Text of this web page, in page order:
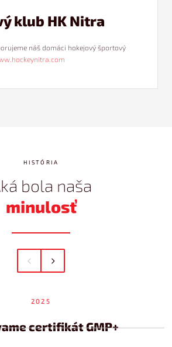
klub HK Nitra
náš domáci hokejový športový
HISTÓRIA
bola naša
minulosť
2025
certifikát GMP+